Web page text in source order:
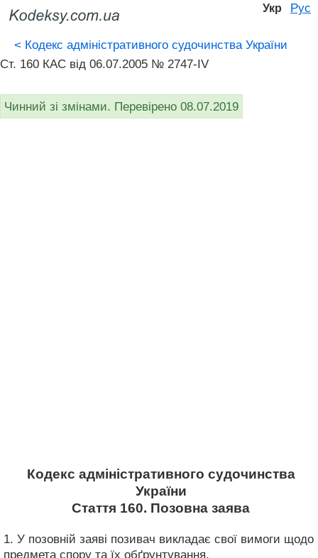
Укр Рус
< Кодекс адміністративного судочинства України
Ст. 160 КАС від 06.07.2005 № 2747-IV
Чинний зі змінами. Перевірено 08.07.2019
Кодекс адміністративного судочинства
України
Стаття 160. Позовна заява
1. У позовній заяві позивач викладає свої вимоги щодо
предмета спору та їх обґрунтування.